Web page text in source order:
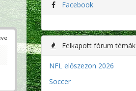
Facebook
Felkapott fórum témák
NFL előszezon 2026
Soccer